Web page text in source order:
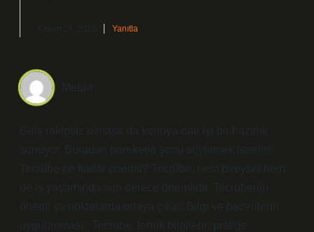
Kasım 26, 2025 Yanıtla
Melda
Giriş rakipsiz olmasa da konuya dair iyi bir hazırlık
sunuyor. Buradan hareketle şunu söylemek isterim:
Tecrübe ne kadar önemli? Tecrübe, hem bireysel hem
de iş yaşamında son derece önemlidir. Tecrübenin
önemi şu noktalarda ortaya çıkar: Bilgi ve becerilerin
uygulanması : Tecrübe, teorik bilgilerin pratiğe